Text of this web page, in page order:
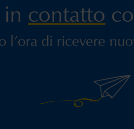
contatto
l’ora di ricevere